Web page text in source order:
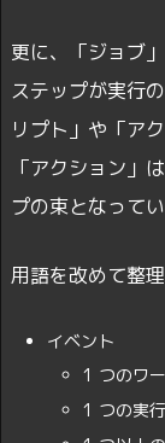
更に、「ジョブ
ステップが実行
リプト」や「ア
「アクション」
プの束となってい
用語を改めて整
イベント
1 つのワ
1 つの実